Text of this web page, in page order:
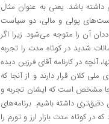
باشد. یعنی به عنوان مثال
پولی و مالی، دو سیاست
آن را متوجه می‌شود. زیرا اگر
شدید در کوتاه مدت را تجربه
در کارنامه آقای فرزین دیده
کلان قرار دارند و از آنجا که
مشخص است که ایشان تجربه و
دقیق‌تری داشته باشیم. برنامه‌های
کوتاه مدت بازار ارز و تورم را